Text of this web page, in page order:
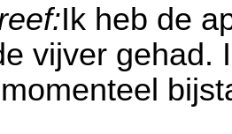
Ik heb de
vijver gehad.